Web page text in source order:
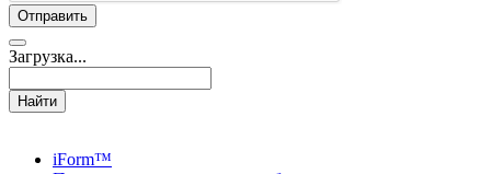
Загрузка...
Найти
iForm™